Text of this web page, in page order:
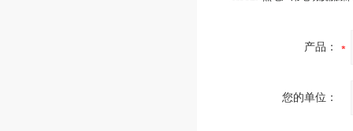
产品：
您的单位：